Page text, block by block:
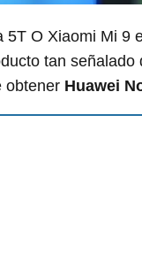
O Xiaomi Mi
tan
obtener Huawei